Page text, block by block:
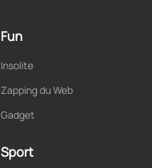
Fun
Insolite
Zapping du Web
Gadget
Sport